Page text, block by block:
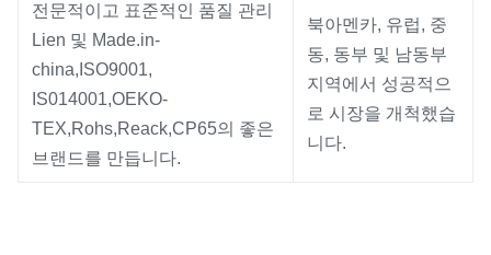
전문적이고 표준적인 품질 관리
Lien 및 Made.in-
china,ISO9001,
IS014001,OEKO-
TEX,Rohs,Reack,CP65의 좋은
브랜드를 만듭니다.
북아멘카, 유럽, 중
동, 동부 및 남동부
지역에서 성공적으
로 시장을 개척했습
니다.